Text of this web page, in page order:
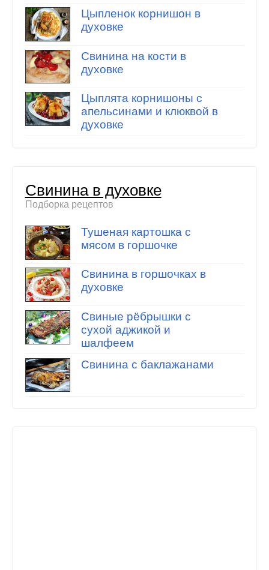
Цыпленок корнишон в
духовке
Свинина на кости в
духовке
Цыплята корнишоны с
апельсинами и клюквой в
духовке
Свинина в духовке
Подборка рецептов
Тушеная картошка с
мясом в горшочке
Свинина в горшочках в
духовке
Свиные рёбрышки с
сухой аджикой и
шалфеем
Свинина с баклажанами